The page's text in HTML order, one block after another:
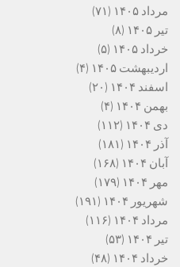
مرداد ۱۴۰۵
(۷۱)
تیر ۱۴۰۵
(۸)
خرداد ۱۴۰۵
(۵)
اردیبهشت ۱۴۰۵
(۴)
اسفند ۱۴۰۴
(۲۰)
بهمن ۱۴۰۴
(۴)
دی ۱۴۰۴
(۱۱۲)
آذر ۱۴۰۴
(۱۸۱)
آبان ۱۴۰۴
(۱۶۸)
مهر ۱۴۰۴
(۱۷۹)
شهریور ۱۴۰۴
(۱۹۱)
مرداد ۱۴۰۴
(۱۱۶)
تیر ۱۴۰۴
(۵۳)
خرداد ۱۴۰۴
(۴۸)